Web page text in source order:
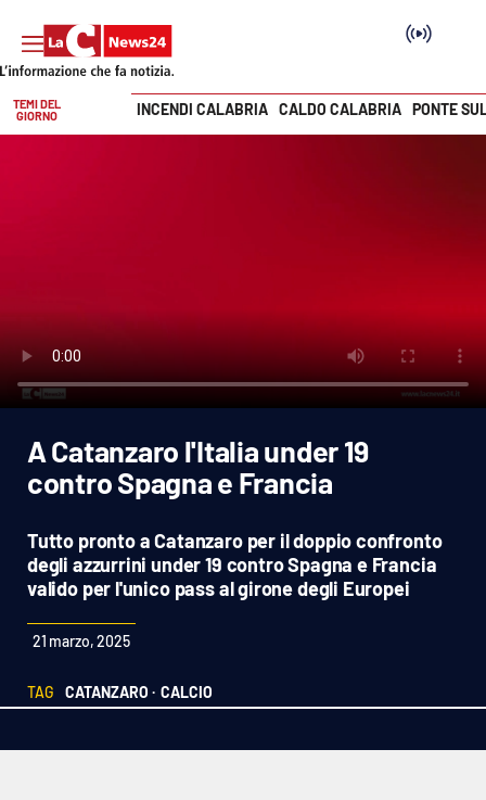
Attualità
Economia e lavoro
Italia Mondo
Sport
Vai
TEMI DEL
GIORNO
INCENDI CALABRIA CALDO CALABRIA PONTE
A Catanzaro l'Italia under 19
contro Spagna e Francia
Tutto pronto a Catanzaro per il doppio confronto
degli azzurrini under 19 contro Spagna e Francia
valido per l'unico pass al girone degli Europei
21 marzo, 2025
TAG CATANZARO · CALCIO